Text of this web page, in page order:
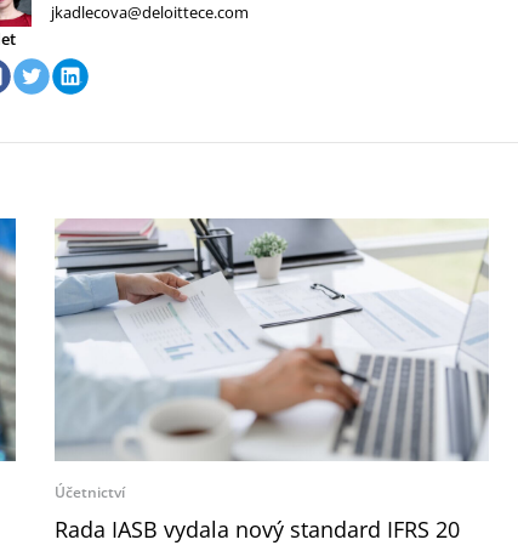
jkadlecova@deloittece.com
Účetnictví
Rada IASB vydala nový standard IFRS 20